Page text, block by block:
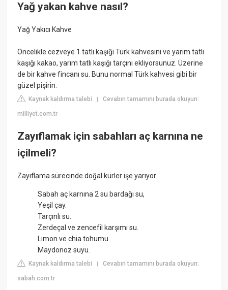
Yağ yakan kahve nasıl?
Yağ Yakıcı Kahve
Öncelikle cezveye 1 tatlı kaşığı Türk kahvesini ve yarım tatlı
kaşığı kakao, yarım tatlı kaşığı tarçını ekliyorsunuz. Üzerine
de bir kahve fincanı su. Bunu normal Türk kahvesi gibi bir
güzel pişirin.
Kaynak kaldırma talebi |Cevabın tamamını burada okuyun:
milliyet.com.tr
Zayıflamak için sabahları aç karnına ne
içilmeli?
Zayıflama sürecinde doğal kürler işe yarıyor.
Sabah aç karnına 2 su bardağı su,
Yeşil çay.
Tarçınlı su.
Zerdeçal ve zencefil karşımı su.
Limon ve chia tohumu.
Maydonoz suyu.
Kaynak kaldırma talebi |Cevabın tamamını burada okuyun:
sabah.com.tr